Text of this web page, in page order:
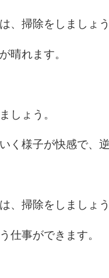
、掃除をしましょう
晴れます。
しょう。
く様子が快感で、
、掃除をしましょう
仕事ができます。